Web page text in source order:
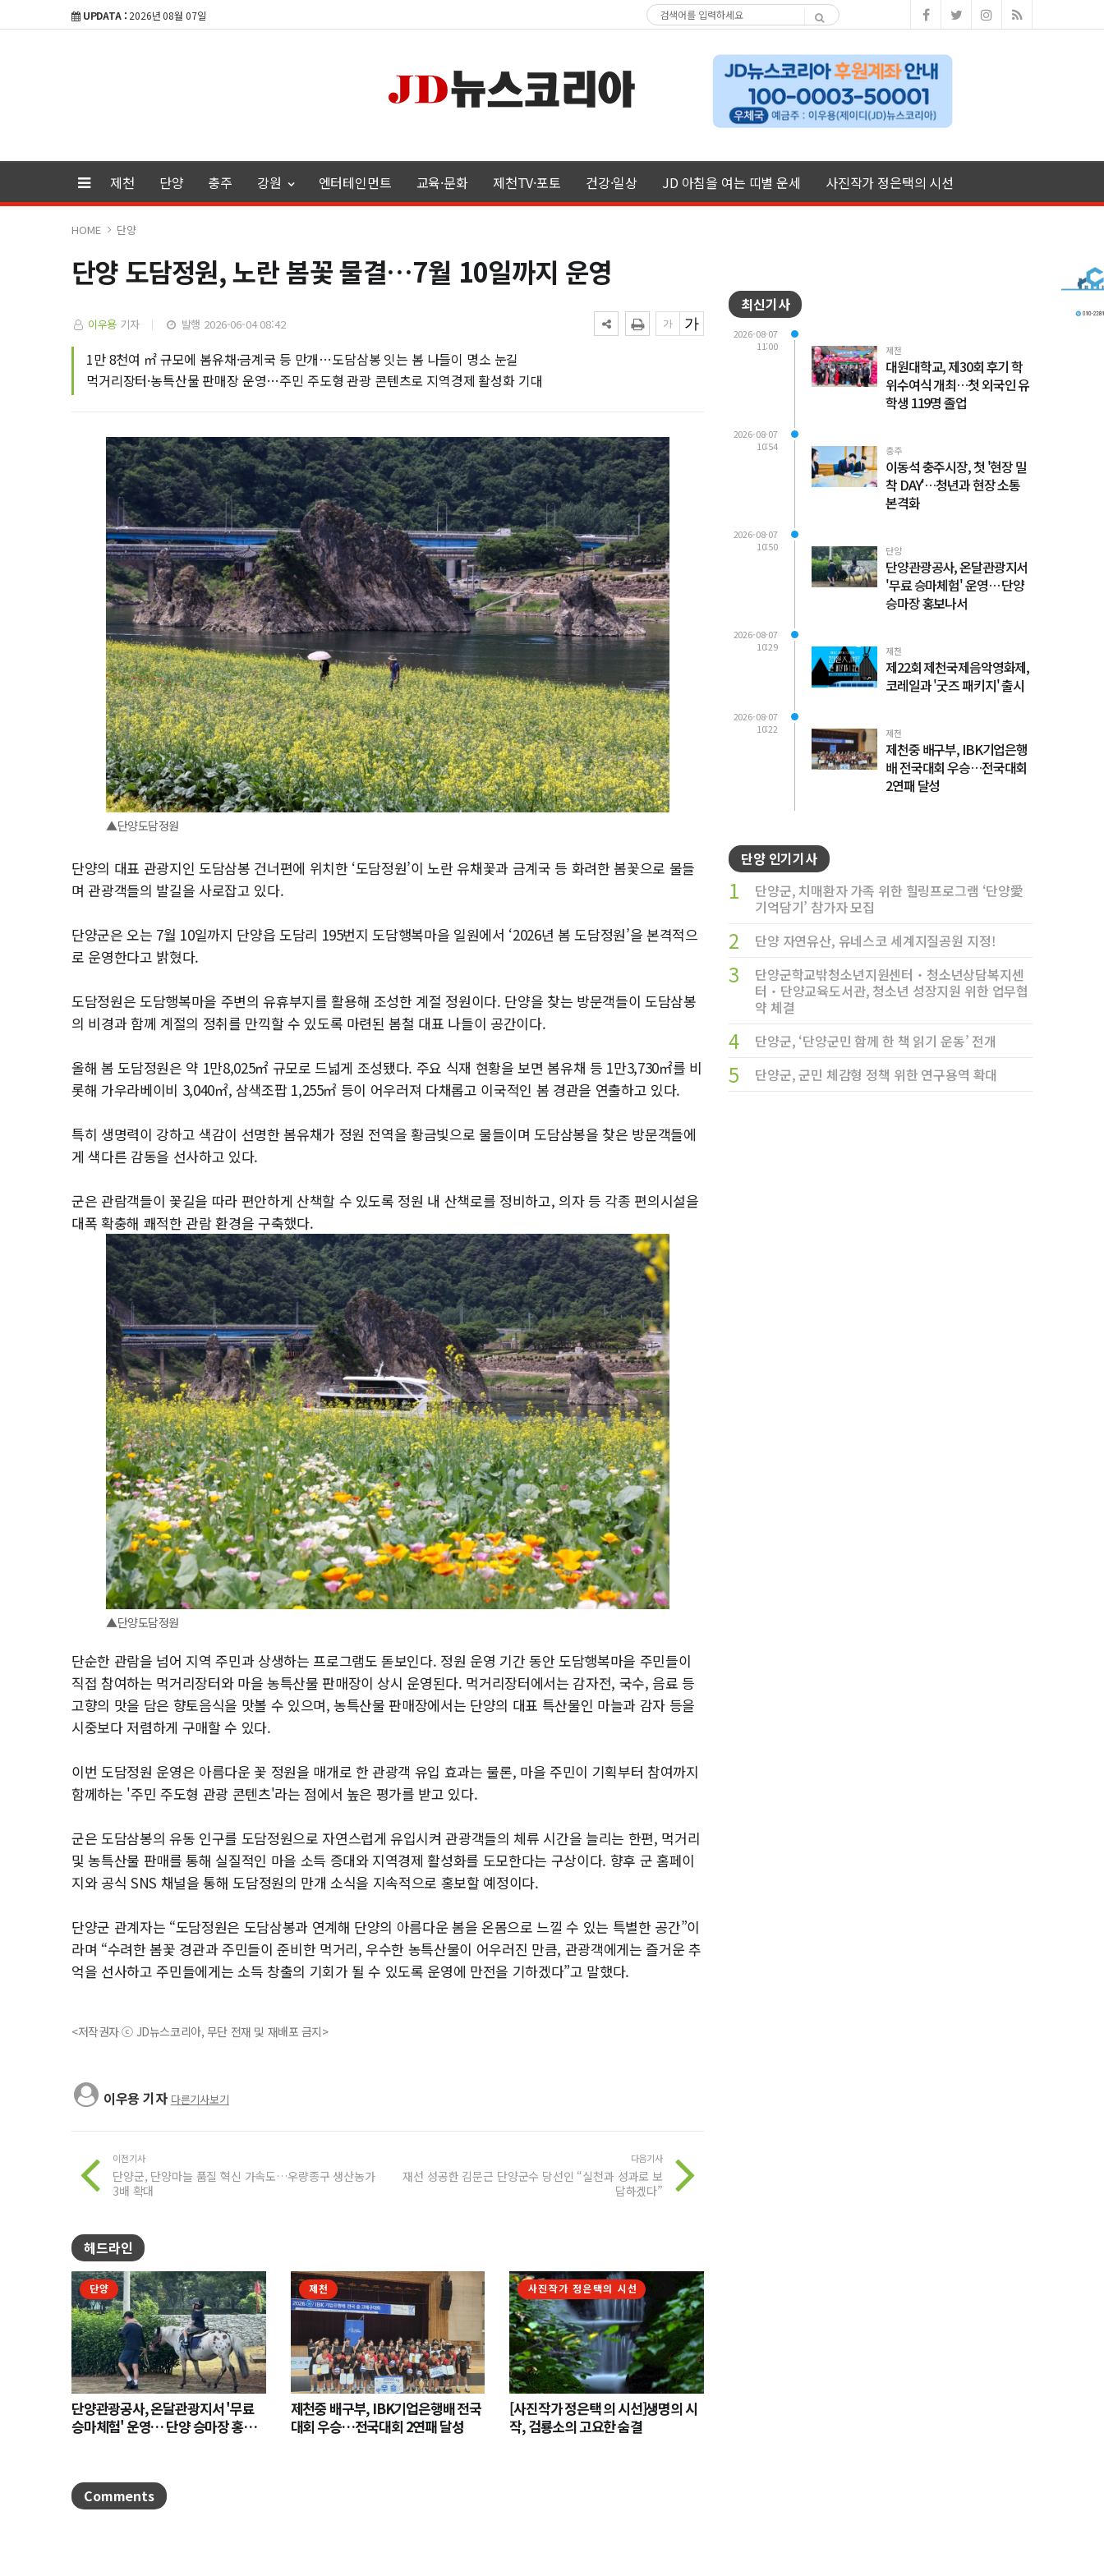
UPDATA : 2026년 08월 07일
제천 단양 충주 강원 엔터테인먼트 교육·문화 제천TV·포토 건강·일상 JD 아침을 여는 띠별 운세 사진작가 정은택의 시선
HOME 단양
단양 도담정원, 노란 봄꽃 물결…7월 10일까지 운영
이우용 기자 발행 2026-06-04 08:42
1만 8천여 ㎡ 규모에 봄유채·금계국 등 만개…도담삼봉 잇는 봄 나들이 명소 눈길
먹거리장터·농특산물 판매장 운영…주민 주도형 관광 콘텐츠로 지역경제 활성화 기대
▲단양도담정원
단양의 대표 관광지인 도담삼봉 건너편에 위치한 ‘도담정원’이 노란 유채꽃과 금계국 등 화려한 봄꽃으로 물들
며 관광객들의 발길을 사로잡고 있다.
단양군은 오는 7월 10일까지 단양읍 도담리 195번지 도담행복마을 일원에서 ‘2026년 봄 도담정원’을 본격적으
로 운영한다고 밝혔다.
도담정원은 도담행복마을 주변의 유휴부지를 활용해 조성한 계절 정원이다. 단양을 찾는 방문객들이 도담삼봉
의 비경과 함께 계절의 정취를 만끽할 수 있도록 마련된 봄철 대표 나들이 공간이다.
올해 봄 도담정원은 약 1만8,025㎡ 규모로 드넓게 조성됐다. 주요 식재 현황을 보면 봄유채 등 1만3,730㎡를 비
롯해 가우라베이비 3,040㎡, 삼색조팝 1,255㎡ 등이 어우러져 다채롭고 이국적인 봄 경관을 연출하고 있다.
특히 생명력이 강하고 색감이 선명한 봄유채가 정원 전역을 황금빛으로 물들이며 도담삼봉을 찾은 방문객들에
게 색다른 감동을 선사하고 있다.
군은 관람객들이 꽃길을 따라 편안하게 산책할 수 있도록 정원 내 산책로를 정비하고, 의자 등 각종 편의시설을
대폭 확충해 쾌적한 관람 환경을 구축했다.
▲단양도담정원
단순한 관람을 넘어 지역 주민과 상생하는 프로그램도 돋보인다. 정원 운영 기간 동안 도담행복마을 주민들이
직접 참여하는 먹거리장터와 마을 농특산물 판매장이 상시 운영된다. 먹거리장터에서는 감자전, 국수, 음료 등
고향의 맛을 담은 향토음식을 맛볼 수 있으며, 농특산물 판매장에서는 단양의 대표 특산물인 마늘과 감자 등을
시중보다 저렴하게 구매할 수 있다.
이번 도담정원 운영은 아름다운 꽃 정원을 매개로 한 관광객 유입 효과는 물론, 마을 주민이 기획부터 참여까지
함께하는 '주민 주도형 관광 콘텐츠'라는 점에서 높은 평가를 받고 있다.
군은 도담삼봉의 유동 인구를 도담정원으로 자연스럽게 유입시켜 관광객들의 체류 시간을 늘리는 한편, 먹거리
및 농특산물 판매를 통해 실질적인 마을 소득 증대와 지역경제 활성화를 도모한다는 구상이다. 향후 군 홈페이
지와 공식 SNS 채널을 통해 도담정원의 만개 소식을 지속적으로 홍보할 예정이다.
단양군 관계자는 “도담정원은 도담삼봉과 연계해 단양의 아름다운 봄을 온몸으로 느낄 수 있는 특별한 공간”이
라며 “수려한 봄꽃 경관과 주민들이 준비한 먹거리, 우수한 농특산물이 어우러진 만큼, 관광객에게는 즐거운 추
억을 선사하고 주민들에게는 소득 창출의 기회가 될 수 있도록 운영에 만전을 기하겠다”고 말했다.
<저작권자 ⓒ JD뉴스코리아, 무단 전재 및 재배포 금지>
이우용 기자 다른기사보기
이전기사
단양군, 단양마늘 품질 혁신 가속도…우량종구 생산농가
3배 확대
다음기사
재선 성공한 김문근 단양군수 당선인 “실천과 성과로 보
답하겠다”
헤드라인
단양
단양관광공사, 온달관광지서 '무료
승마체험' 운영… 단양 승마장 홍보
제천
제천중 배구부, IBK기업은행배 전국
대회 우승…전국대회 2연패 달성
사진작가 정은택의 시선
[사진작가 정은택 의 시선]생명의 시
작, 검룡소의 고요한 숨결
Comments
최신기사
2026-08-07
11:00
제천
대원대학교, 제30회 후기 학
위수여식 개최…첫 외국인 유
학생 119명 졸업
2026-08-07
10:54
충주
이동석 충주시장, 첫 '현장 밀
착 DAY'…청년과 현장 소통
본격화
2026-08-07
10:50
단양
단양관광공사, 온달관광지서
'무료 승마체험' 운영… 단양
승마장 홍보나서
2026-08-07
10:29
제천
제22회 제천국제음악영화제,
코레일과 '굿즈 패키지' 출시
2026-08-07
10:22
제천
제천중 배구부, IBK기업은행
배 전국대회 우승…전국대회
2연패 달성
단양 인기기사
1
단양군, 치매환자 가족 위한 힐링프로그램 ‘단양愛
기억담기’ 참가자 모집
2 단양 자연유산, 유네스코 세계지질공원 지정!
3
단양군학교밖청소년지원센터‧청소년상담복지센
터‧단양교육도서관, 청소년 성장지원 위한 업무협
약 체결
4 단양군, ‘단양군민 함께 한 책 읽기 운동’ 전개
5 단양군, 군민 체감형 정책 위한 연구용역 확대